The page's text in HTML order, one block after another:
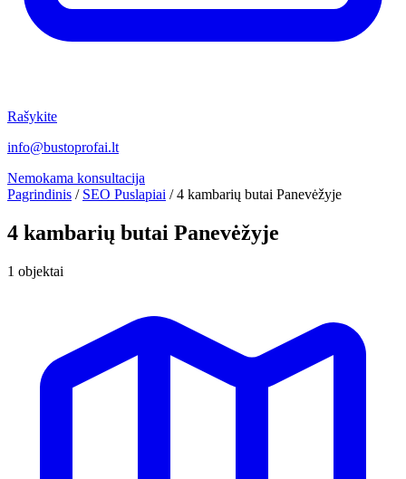
Rašykite
info@bustoprofai.lt
Nemokama konsultacija
Pagrindinis / SEO Puslapiai /4 kambarių butai Panevėžyje
4 kambarių butai Panevėžyje
1 objektai